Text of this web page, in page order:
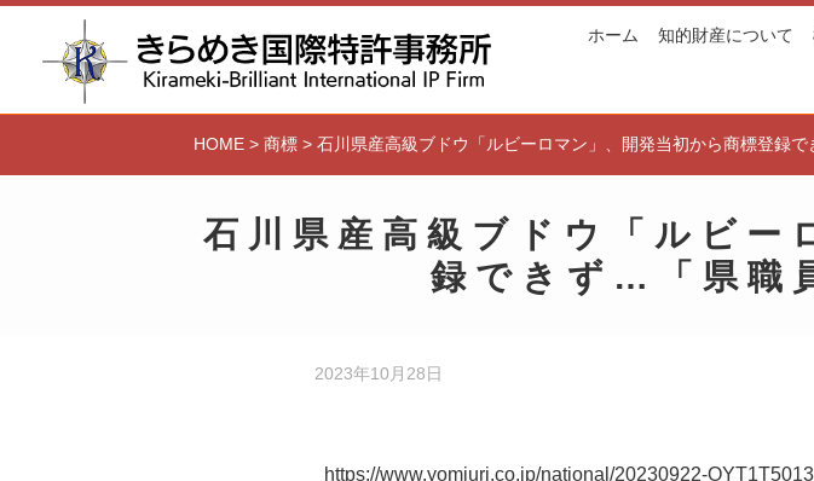
ホーム 知的財産について
HOME > 商標 > 石川県産高級ブドウ「ルビーロマン」、開発当初から商標登録
石川県産高級ブドウ「ルビー
録できず…「県職
2023年10月28日
https://www.yomiuri.co.jp/national/20230922-